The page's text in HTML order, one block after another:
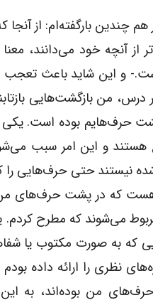
چندین بارگفته‌ام: از آنجا
آنچه خود می‌دانند،
و این شاید باعث تعجب
من بازگشت‌هایی
حرف‌هایم بوده است. یکی
هستند و این امر سبب
نیستند حتی حرف‌هایی
که در پشت حرف‌های من
می‌شوند که مطرح کردم.
که به صورت مکتوب یا
را ارائه داده بودم و
من بوده‌اند، به این